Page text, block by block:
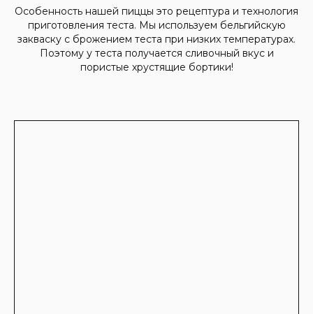
Особенность нашей пиццы это рецептура и технология
приготовления теста. Мы используем бельгийскую
закваску с брожением теста при низких температурах.
Поэтому у теста получается сливочный вкус и
пористые хрустящие бортики!